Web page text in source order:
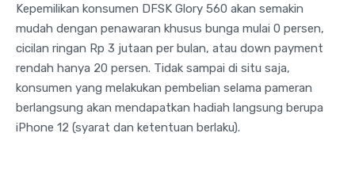
Kepemilikan konsumen DFSK Glory 560 akan semakin
mudah dengan penawaran khusus bunga mulai 0 persen,
cicilan ringan Rp 3 jutaan per bulan, atau down payment
rendah hanya 20 persen. Tidak sampai di situ saja,
konsumen yang melakukan pembelian selama pameran
berlangsung akan mendapatkan hadiah langsung berupa
iPhone 12 (syarat dan ketentuan berlaku).